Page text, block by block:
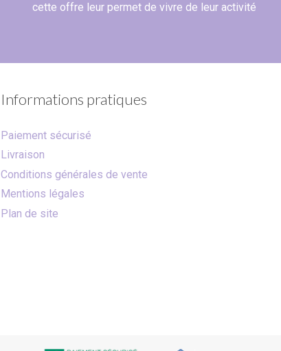
cette offre leur permet de vivre de leur activité
Informations pratiques
Paiement sécurisé
Livraison
Conditions générales de vente
Mentions légales
Plan de site